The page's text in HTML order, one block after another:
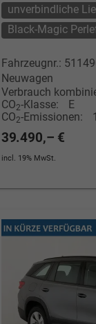
unverbindliche
Black-Magic
Fahrzeugnr.:
Neuwagen
Verbrauch
CO2-Klasse:
E
CO2-Emissionen:
39.490,– €
incl. 19% MwSt.